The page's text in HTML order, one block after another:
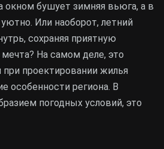
окном бушует зимняя вьюга, а в
Или наоборот, летний
сохраняя приятную
мечта? На самом деле, это
при проектировании жилья
особенности региона. В
погодных условий, это